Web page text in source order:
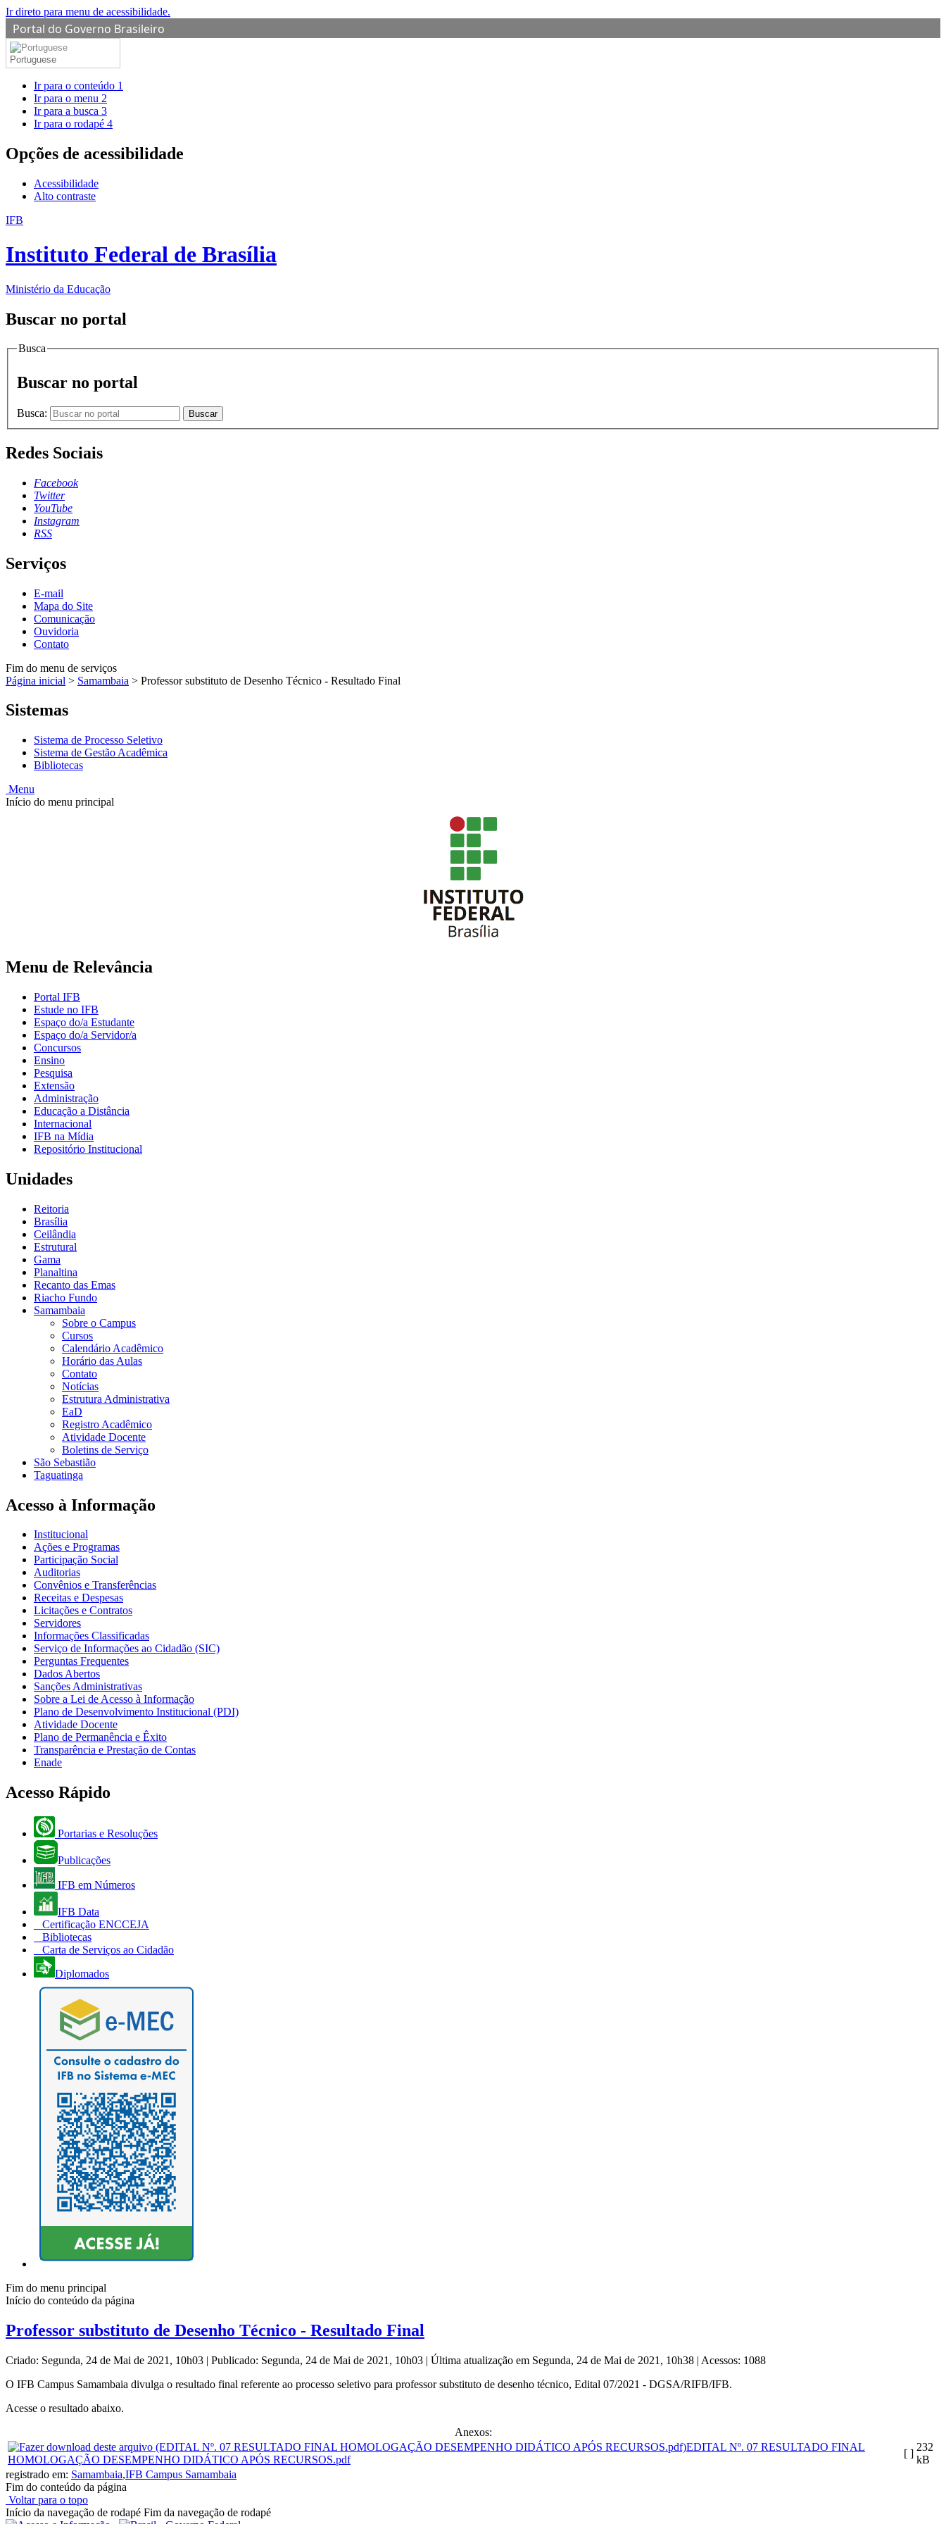
Ir direto para menu de acessibilidade.
Portal do Governo Brasileiro
Portuguese
Ir para o conteúdo 1
Ir para o menu 2
Ir para a busca 3
Ir para o rodapé 4
Opções de acessibilidade
Acessibilidade
Alto contraste
IFB
Instituto Federal de Brasília
Ministério da Educação
Buscar no portal
Busca
Buscar no portal
Busca: Buscar
Redes Sociais
Facebook
Twitter
YouTube
Instagram
RSS
Serviços
E-mail
Mapa do Site
Comunicação
Ouvidoria
Contato
Fim do menu de serviços
Página inicial > Samambaia > Professor substituto de Desenho Técnico - Resultado Final
Sistemas
Sistema de Processo Seletivo
Sistema de Gestão Acadêmica
Bibliotecas
Menu
Início do menu principal
Menu de Relevância
Portal IFB
Estude no IFB
Espaço do/a Estudante
Espaço do/a Servidor/a
Concursos
Ensino
Pesquisa
Extensão
Administração
Educação a Distância
Internacional
IFB na Mídia
Repositório Institucional
Unidades
Reitoria
Brasília
Ceilândia
Estrutural
Gama
Planaltina
Recanto das Emas
Riacho Fundo
Samambaia
Sobre o Campus
Cursos
Calendário Acadêmico
Horário das Aulas
Contato
Notícias
Estrutura Administrativa
EaD
Registro Acadêmico
Atividade Docente
Boletins de Serviço
São Sebastião
Taguatinga
Acesso à Informação
Institucional
Ações e Programas
Participação Social
Auditorias
Convênios e Transferências
Receitas e Despesas
Licitações e Contratos
Servidores
Informações Classificadas
Serviço de Informações ao Cidadão (SIC)
Perguntas Frequentes
Dados Abertos
Sanções Administrativas
Sobre a Lei de Acesso à Informação
Plano de Desenvolvimento Institucional (PDI)
Atividade Docente
Plano de Permanência e Êxito
Transparência e Prestação de Contas
Enade
Acesso Rápido
Portarias e Resoluções
Publicações
IFB em Números
IFB Data
Certificação ENCCEJA
Bibliotecas
Carta de Serviços ao Cidadão
Diplomados
Fim do menu principal
Início do conteúdo da página
Professor substituto de Desenho Técnico - Resultado Final
Criado: Segunda, 24 de Mai de 2021, 10h03 | Publicado: Segunda, 24 de Mai de 2021, 10h03 | Última atualização em Segunda, 24 de Mai de 2021, 10h38 | Acessos: 1088
O IFB Campus Samambaia divulga o resultado final referente ao processo seletivo para professor substituto de desenho técnico, Edital 07/2021 - DGSA/RIFB/IFB.
Acesse o resultado abaixo.
Anexos:
EDITAL Nº. 07 RESULTADO FINAL
HOMOLOGAÇÃO DESEMPENHO DIDÁTICO APÓS RECURSOS.pdf
[ ]
232
kB
registrado em: Samambaia,IFB Campus Samambaia
Fim do conteúdo da página
Voltar para o topo
Início da navegação de rodapé Fim da navegação de rodapé